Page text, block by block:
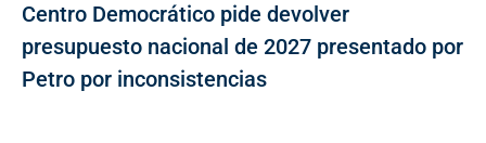
Centro Democrático pide devolver
presupuesto nacional de 2027 presentado por
Petro por inconsistencias